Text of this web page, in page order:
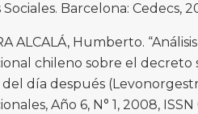
Barcelona: Cedecs,
ALCALÁ, Humberto.
chileno sobre el
del día después
Año 6, N° 1, 2008,